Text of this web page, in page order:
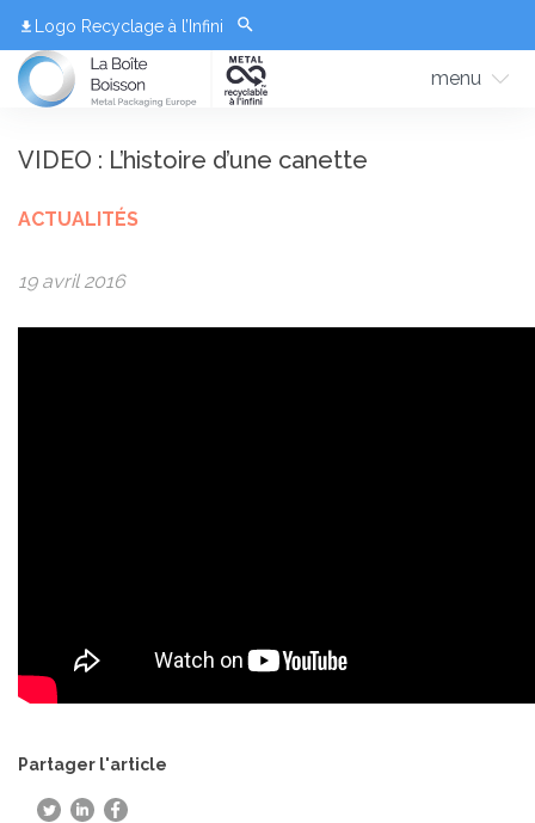
Logo Recyclage à l’Infini
menu
VIDEO : L’histoire d’une canette
ACTUALITÉS
19 avril 2016
Partager l'article